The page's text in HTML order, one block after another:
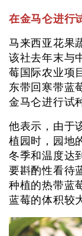
在金马仑进行
马来西亚花果
该社去年末与
莓国际农业项
东带回寒带蓝
金马仑进行试
他表示，由于
植园时，园地
冬季和温度达
要斟酌性看待
种植的热带蓝
蓝莓的体积较